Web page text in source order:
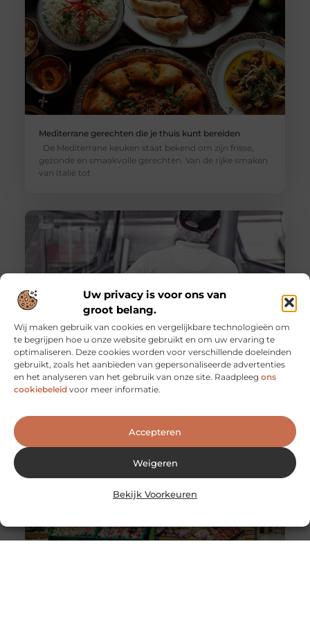
Uw privacy is voor ons van
groot belang.
Wij maken gebruik van cookies en vergelijkbare technologieën om
te begrijpen hoe u onze website gebruikt en om uw ervaring te
optimaliseren. Deze cookies worden voor verschillende doeleinden
gebruikt, zoals het aanbieden van gepersonaliseerde advertenties
en het analyseren van het gebruik van onze site. Raadpleeg ons
cookiebeleid voor meer informatie.
Accepteren
Weigeren
Bekijk Voorkeuren
Mediterrane gerechten die je thuis kunt bereiden
De Mediterrane keuken staat bekend om zijn frisse,
gezonde en smaakvolle gerechten. Van de rijke smaken
van Italië tot
De voordelen van het werken als
evenementenbeveiliger in een flexibel systeem
Werken als evenementenbeveiliger kan een
dynamische en uitdagende carrière zijn, vooral wanneer